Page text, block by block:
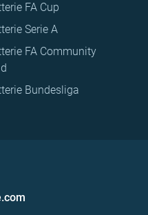
FA Cup
Serie A
FA Community
Bundesliga